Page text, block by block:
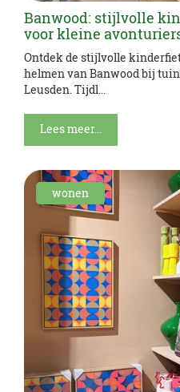
Banwood: stijlvolle
voor kleine
Ontdek de stijlvolle
helmen van Banwood bij
Leusden. Tijdl...
Lees meer...
wonen